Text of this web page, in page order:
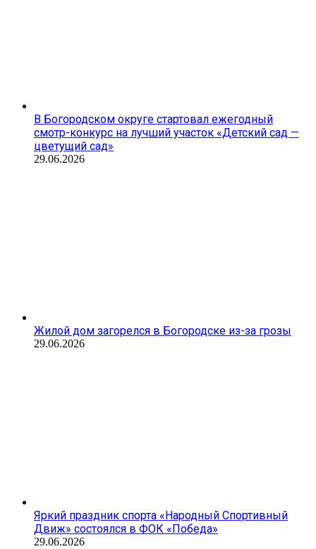
В Богородском округе стартовал ежегодный
смотр-конкурс на лучший участок «Детский сад —
цветущий сад»
29.06.2026
Жилой дом загорелся в Богородске из-за грозы
29.06.2026
Яркий праздник спорта «Народный Спортивный
Движ» состоялся в ФОК «Победа»
29.06.2026